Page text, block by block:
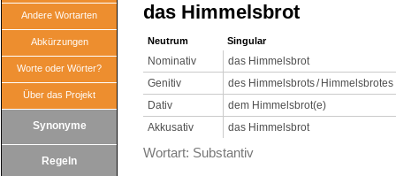
Andere Wortarten
Abkürzungen
Worte oder Wörter?
Über das Projekt
Synonyme
Regeln
das Himmelsbrot
Neutrum Singular
Nominativ
das Himmelsbrot
Genitiv
des Himmelsbrots / Himmelsbrotes
Dativ
dem Himmelsbrot(e)
Akkusativ
das Himmelsbrot
Wortart: Substantiv